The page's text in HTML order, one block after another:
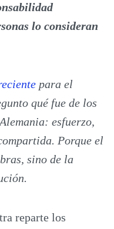
lo consideran
para el
qué fue de los
esfuerzo,
Porque el
sino de la
reparte los